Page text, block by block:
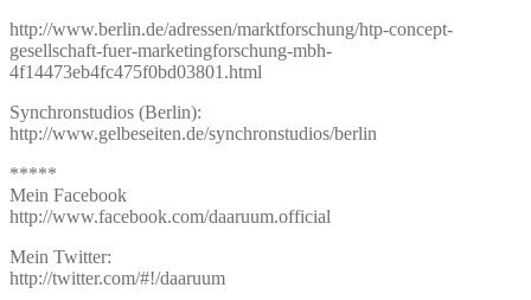
http://www.berlin.de/adressen/marktforschung/htp-concept-
gesellschaft-fuer-marketingforschung-mbh-
4f14473eb4fc475f0bd03801.html
Synchronstudios (Berlin):
http://www.gelbeseiten.de/synchronstudios/berlin
*****
Mein Facebook
http://www.facebook.com/daaruum.official
Mein Twitter:
http://twitter.com/#!/daaruum